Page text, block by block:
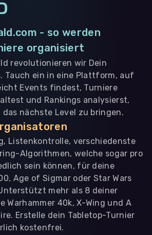
- so werden
organisiert
revolutionieren wir Dein
Tauch ein in eine Plattform, auf
Events findest, Turniere
und Rankings analysierst,
nächste Level zu bringen.
Listenkontrolle, verschiedenste
Algorithmen, welche sogar pro
sein können, für deine
Age of Sigmar oder Star Wars
mehr als 8 deiner
Warhammer 40k, X-Wing und A
Erstelle dein Tabletop-Turnier
kostenfrei.